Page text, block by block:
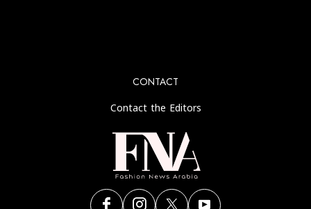
CONTACT
Contact the Editors